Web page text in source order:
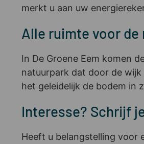
merkt u aan uw
Alle ruimte voor de
In De Groene Eem komen
natuurpark dat door de
het geleidelijk de bodem in
Interesse? Schrijf
Heeft u belangstelling voor